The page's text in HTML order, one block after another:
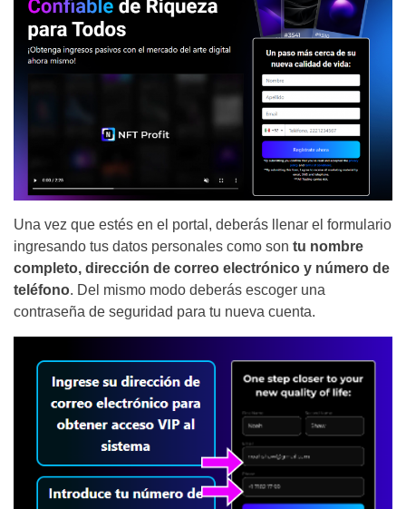
Una vez que estés en el portal, deberás llenar el formulario
ingresando tus datos personales como son tu nombre
completo, dirección de correo electrónico y número de
teléfono. Del mismo modo deberás escoger una
contraseña de seguridad para tu nueva cuenta.